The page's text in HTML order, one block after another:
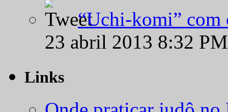
“Uchi-komi” com
23 abril 2013 8:32
Links